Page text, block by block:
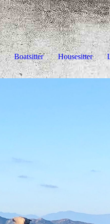
Boatsitter Housesitter